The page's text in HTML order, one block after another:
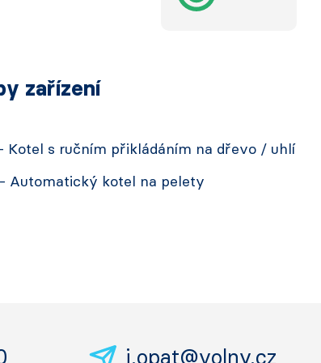
zařízení
Kotel s ručním přikládáním na dřevo / uhlí
Automatický kotel na pelety
j.opat@volny.cz